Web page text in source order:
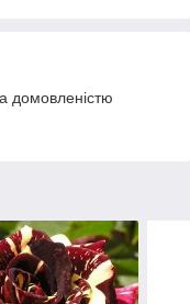
домовленістю